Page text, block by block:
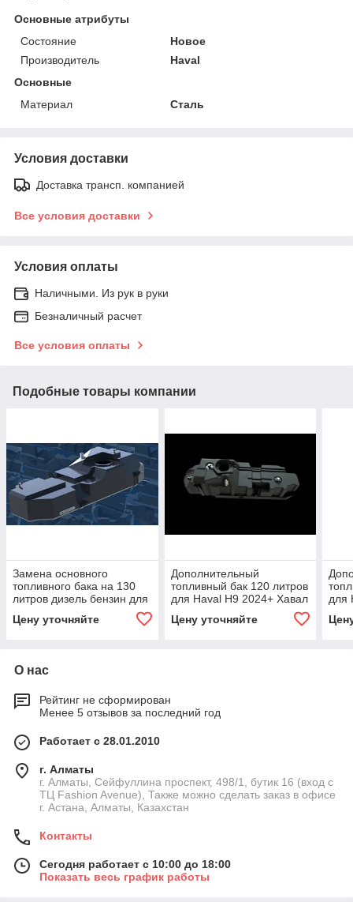
Основные атрибуты
Состояние
Новое
Производитель
Haval
Основные
Материал
Сталь
Условия доставки
Доставка трансп. компанией
Все условия доставки
Условия оплаты
Наличными. Из рук в руки
Безналичный расчет
Все условия оплаты
Подобные товары компании
Замена основного
топливного бака на 130
литров дизель бензин для
Haval H9 H5 Хавал Хавейл
штатный бак топливный
Цену уточняйте
Дополнительный
топливный бак 120 литров
для Haval H9 2024+ Хавал
топливный насос
Цену уточняйте
для
О нас
Рейтинг не сформирован
Менее 5 отзывов за последний год
Работает с 28.01.2010
г. Алматы
г. Алматы, Сейфуллина проспект, 498/1, бутик 16 (вход с
ТЦ Fashion Avenue), Также можно сделать заказ в офисе
г. Астана, Алматы, Казахстан
Контакты
Сегодня работает с 10:00 до 18:00
Показать весь график работы